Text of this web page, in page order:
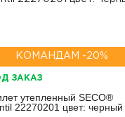
КОМАНДАМ -20%
ЗАКАЗ
утепленный SECO®
22270201 цвет: черный